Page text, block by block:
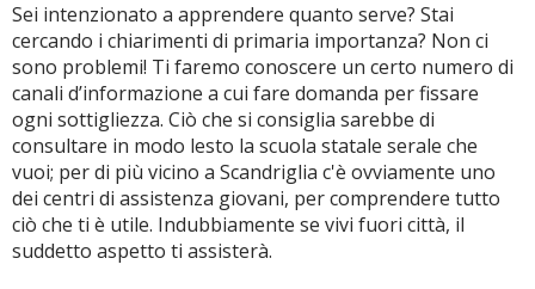
Sei intenzionato a apprendere quanto serve? Stai
cercando i chiarimenti di primaria importanza? Non ci
sono problemi! Ti faremo conoscere un certo numero di
canali d’informazione a cui fare domanda per fissare
ogni sottigliezza. Ciò che si consiglia sarebbe di
consultare in modo lesto la scuola statale serale che
vuoi; per di più vicino a Scandriglia c'è ovviamente uno
dei centri di assistenza giovani, per comprendere tutto
ciò che ti è utile. Indubbiamente se vivi fuori città, il
suddetto aspetto ti assisterà.